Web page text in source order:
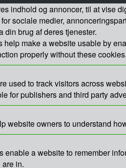
indhold og annoncer, til at vise
sociale medier,
din brug af deres tjenester.
help make a website usable by
properly without these cookies.
used to track visitors across
for publishers and third party
website owners to understand
enable a website to remember
in.